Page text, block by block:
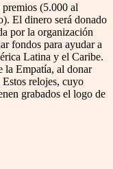
(5.000 al
El dinero será donado
por la organización
fondos para ayudar a
Latina y el Caribe.
la Empatía, al donar
Estos relojes, cuyo
grabados el logo de